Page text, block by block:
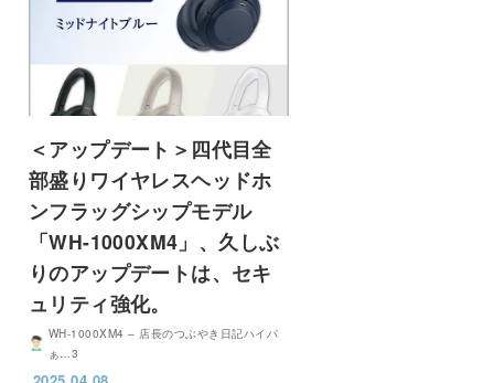
＜アップデート＞四代目全
部盛りワイヤレスヘッドホ
ンフラッグシップモデル
「WH-1000XM4」、久しぶ
りのアップデートは、セキ
ュリティ強化。
WH-1000XM4 – 店長のつぶやき日記ハイパ
ぁ…3